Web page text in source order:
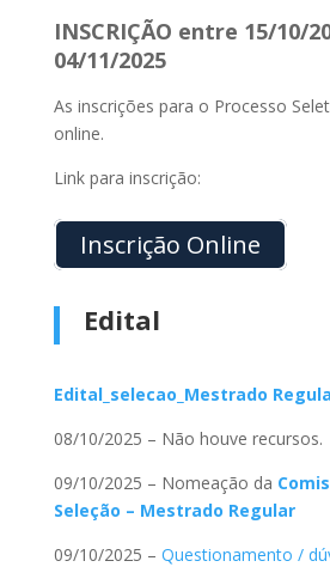
INSCRIÇÃO entre 15/10/
04/11/2025
As inscrições para o Processo
online.
Link para inscrição:
Inscrição Online
Edital
Edital_selecao_Mestrado
08/10/2025 – Não houve recursos.
09/10/2025 – Nomeação da
Seleção – Mestrado Regular
09/10/2025 – Questionamento /